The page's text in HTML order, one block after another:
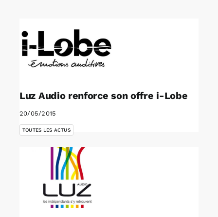
Annonces emploi
Luz Audio renforce son offre i-Lobe
20/05/2015
TOUTES LES ACTUS